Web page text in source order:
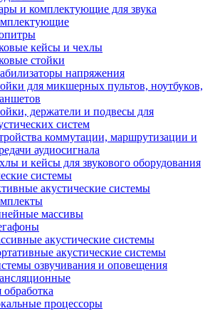
и комплектующие для звука
кейсы и чехлы
стойки
напряжения
для микшерных пультов, ноутбуков,
держатели и подвесы для
систем
коммутации, маршрутизации и
аудиосигнала
и кейсы для звукового оборудования
системы
акустические системы
массивы
акустические системы
акустические системы
озвучивания и оповещения
обработка
процессоры